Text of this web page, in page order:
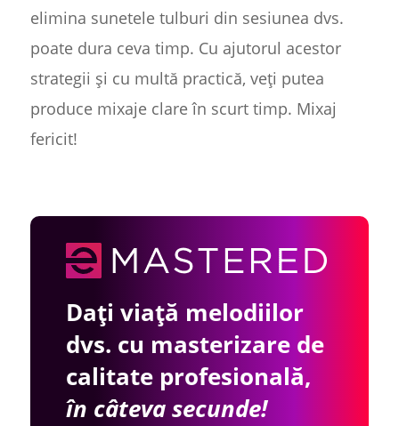
elimina sunetele tulburi din sesiunea dvs.
poate dura ceva timp. Cu ajutorul acestor
strategii și cu multă practică, veți putea
produce mixaje clare în scurt timp. Mixaj
fericit!
Dați viață melodiilor
dvs. cu masterizare de
calitate profesională,
în câteva secunde!